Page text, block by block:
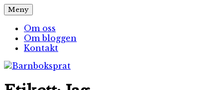
Hoppa
till
innehåll
Barnboksprat
– en blogg om barnböcker
Meny
Om oss
Om bloggen
Kontakt